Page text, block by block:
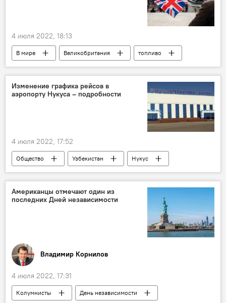
4 июля 2022, 18:13
В мире Великобритания
топливо
цены
Изменение графика рейсов в
аэропорту Нукуса – подробности
4 июля 2022, 17:52
Общество Узбекистан
Нукус
аэропорт
Американцы отмечают один из
последних Дней независимости
Владимир Корнилов
4 июля 2022, 17:31
Колумнисты
День независимости